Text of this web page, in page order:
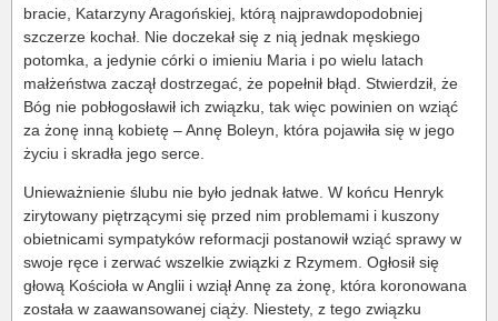
bracie, Katarzyny Aragońskiej, którą najprawdopodobniej
szczerze kochał. Nie doczekał się z nią jednak męskiego
potomka, a jedynie córki o imieniu Maria i po wielu latach
małżeństwa zaczął dostrzegać, że popełnił błąd. Stwierdził, że
Bóg nie pobłogosławił ich związku, tak więc powinien on wziąć
za żonę inną kobietę – Annę Boleyn, która pojawiła się w jego
życiu i skradła jego serce.
Unieważnienie ślubu nie było jednak łatwe. W końcu Henryk
zirytowany piętrzącymi się przed nim problemami i kuszony
obietnicami sympatyków reformacji postanowił wziąć sprawy w
swoje ręce i zerwać wszelkie związki z Rzymem. Ogłosił się
głową Kościoła w Anglii i wziął Annę za żonę, która koronowana
została w zaawansowanej ciąży. Niestety, z tego związku